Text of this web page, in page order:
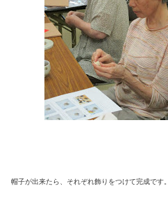
帽子が出来たら、それぞれ飾りをつけて完成です。